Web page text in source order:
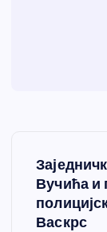
Вучића и
Васкрс